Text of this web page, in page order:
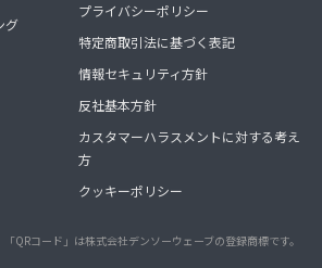
グ
プライバシーポリシー
特定商取引法に基づく表記
情報セキュリティ方針
反社基本方針
カスタマーハラスメントに対する考え
方
クッキーポリシー
「QRコード」は株式会社デンソーウェーブの登録商標です。